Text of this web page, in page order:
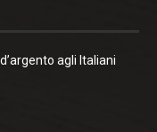
agli Italiani